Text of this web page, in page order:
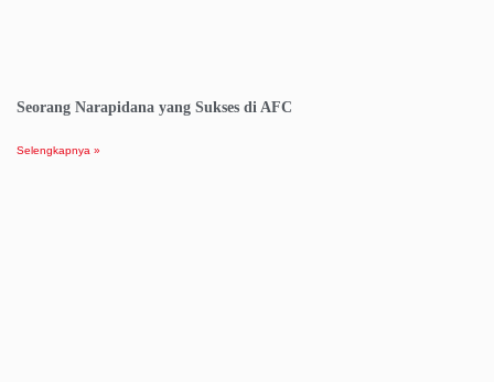
Seorang Narapidana yang Sukses di AFC
Selengkapnya »